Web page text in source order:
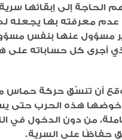
الحاجة إلى إبقائها
عدم معرفته بها يجعله
مسؤول عنها بنفس
أجرى كل حساباته على
أن تنسّق حركة حماس
خوضها هذه الحرب حتى
من دون الدخول في
حفاظًا على السرية.